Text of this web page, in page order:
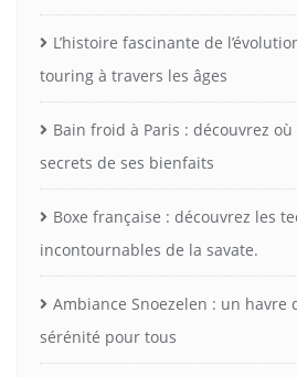
L’histoire fascinante de
touring à travers les âges
Bain froid à Paris : découvrez
secrets de ses bienfaits
Boxe française : découvrez les
incontournables de la savate.
Ambiance Snoezelen : un havre
sérénité pour tous